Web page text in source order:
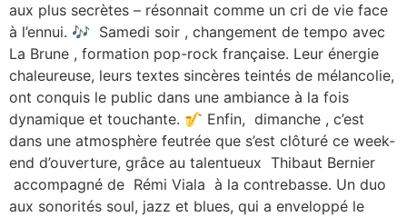
aux plus secrètes – résonnait comme un cri de vie face
à l’ennui. 🎶 Samedi soir , changement de tempo avec
La Brune , formation pop-rock française. Leur énergie
chaleureuse, leurs textes sincères teintés de mélancolie,
ont conquis le public dans une ambiance à la fois
dynamique et touchante. 🎷 Enfin, dimanche , c’est
dans une atmosphère feutrée que s’est clôturé ce week-
end d’ouverture, grâce au talentueux Thibaut Bernier
accompagné de Rémi Viala à la contrebasse. Un duo
aux sonorités soul, jazz et blues, qui a enveloppé le